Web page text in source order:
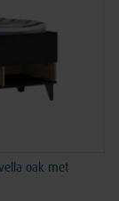
oak met